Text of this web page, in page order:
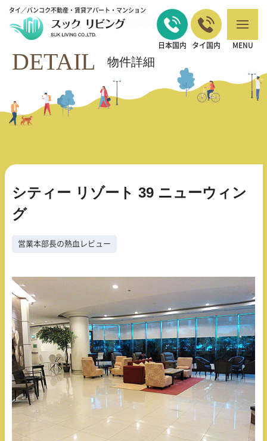
タイ／バンコク不動産・賃貸アパート・マンション
日本国内 タイ国内 MENU
バンコクの不動産・賃貸 TOP >営業本部長の熱血レビュー>シティー リゾ
ート 39 ニューウィング
DETAIL 物件詳細
シティー リゾート 39 ニューウィン
グ
営業本部長の熱血レビュー